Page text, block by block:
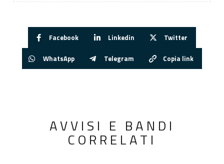
Facebook Linkedin Twitter
WhatsApp Telegram Copia link
AVVISI E BANDI
CORRELATI